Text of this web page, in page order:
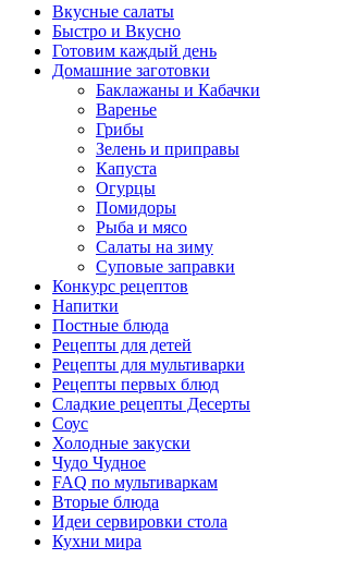
Вкусные салаты
Быстро и Вкусно
Готовим каждый день
Домашние заготовки
Баклажаны и Кабачки
Варенье
Грибы
Зелень и приправы
Капуста
Огурцы
Помидоры
Рыба и мясо
Салаты на зиму
Суповые заправки
Конкурс рецептов
Напитки
Постные блюда
Рецепты для детей
Рецепты для мультиварки
Рецепты первых блюд
Сладкие рецепты Десерты
Соус
Холодные закуски
Чудо Чудное
FAQ по мультиваркам
Вторые блюда
Идеи сервировки стола
Кухни мира